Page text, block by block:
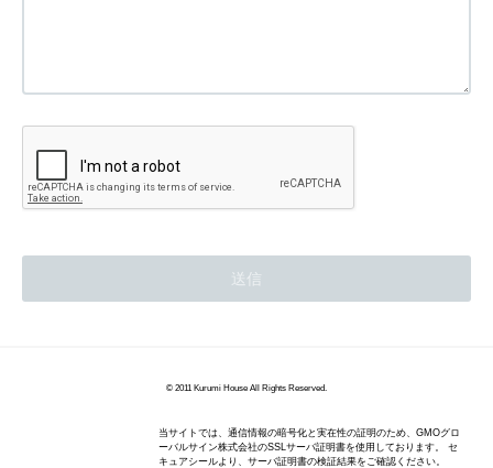
© 2011 Kurumi House All Rights Reserved.
当サイトでは、通信情報の暗号化と実在性の証明のため、GMOグロ
ーバルサイン株式会社のSSLサーバ証明書を使用しております。 セ
キュアシールより、サーバ証明書の検証結果をご確認ください。